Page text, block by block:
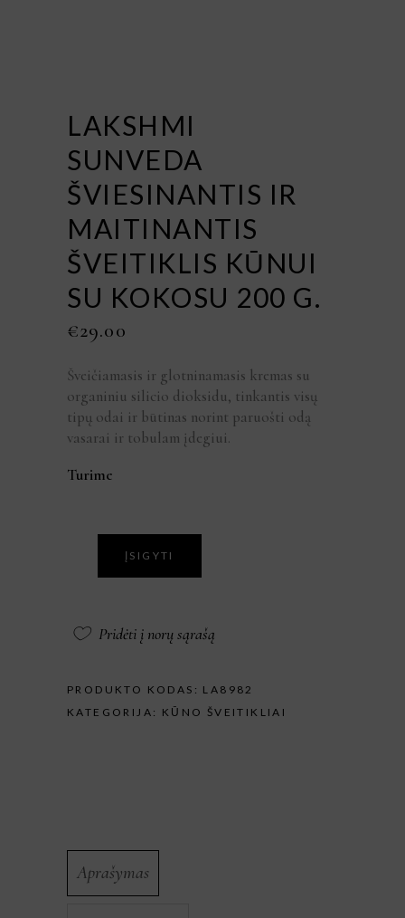
LAKSHMI
SUNVEDA
ŠVIESINANTIS IR
MAITINANTIS
ŠVEITIKLIS KŪNUI
SU KOKOSU 200 G.
€29.00
Šveičiamasis ir glotninamasis kremas su
organiniu silicio dioksidu, tinkantis visų
tipų odai ir būtinas norint paruošti odą
vasarai ir tobulam įdegiui.
Turime
ĮSIGYTI
Pridėti į norų sąrašą
PRODUKTO KODAS: LA8982
KATEGORIJA: KŪNO ŠVEITIKLIAI
Aprašymas